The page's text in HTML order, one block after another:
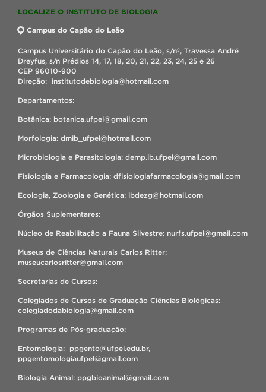
LOCALIZE O INSTITUTO DE BIOLOGIA
Campus do Capão do Leão
Campus Universitário do Capão do Leão, s/nº, Travessa André
Dreyfus, s/n Prédios 14, 17, 18, 20, 21, 22, 23, 24, 25 e 26
CEP 96010-900
Direção: institutodebiologia@hotmail.com
Departamentos:
Botânica: botanica.ufpel@gmail.com
Morfologia: dmib_ufpel@hotmail.com
Microbiologia e Parasitologia: demp.ib.ufpel@gmail.com
Fisiologia e Farmacologia: dfisiologiafarmacologia@gmail.com
Ecologia, Zoologia e Genética: ibdezg@hotmail.com
Órgãos Suplementares:
Núcleo de Reabilitação a Fauna Silvestre: nurfs.ufpel@gmail.com
Museus de Ciências Naturais Carlos Ritter:
museucarlosritter@gmail.com
Secretarias de Cursos:
Colegiados de Cursos de Graduação Ciências Biológicas:
colegiadodabiologia@gmail.com
Programas de Pós-graduação:
Entomologia: ppgento@ufpel.edu.br,
ppgentomologiaufpel@gmail.com
Biologia Animal: ppgbioanimal@gmail.com